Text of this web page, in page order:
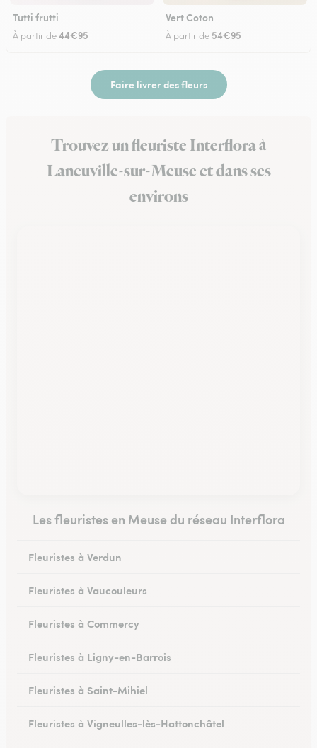
Tutti frutti
À partir de44€95
Vert Coton
À partir de 54€95
Faire livrer des fleurs
Trouvez un fleuriste Interflora à
Laneuville-sur-Meuse et dans ses
environs
Les fleuristes en Meuse du réseau Interflora
Fleuristes à Verdun
Fleuristes à Vaucouleurs
Fleuristes à Commercy
Fleuristes à Ligny-en-Barrois
Fleuristes à Saint-Mihiel
Fleuristes à Vigneulles-lès-Hattonchâtel